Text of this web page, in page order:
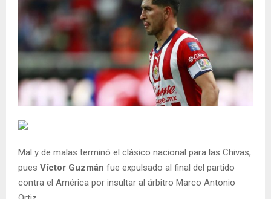
Mal y de malas terminó el clásico nacional para las Chivas,
pues Víctor Guzmán fue expulsado al final del partido
contra el América por insultar al árbitro Marco Antonio